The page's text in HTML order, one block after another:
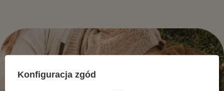
Konfiguracja zgód